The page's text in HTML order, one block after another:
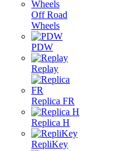
Off Road
Wheels
PDW
Replay
Replica FR
Replica H
RepliKey